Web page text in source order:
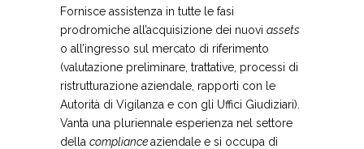
Fornisce assistenza in tutte le fasi
prodromiche all’acquisizione dei nuovi assets
o all’ingresso sul mercato di riferimento
(valutazione preliminare, trattative, processi di
ristrutturazione aziendale, rapporti con le
Autorità di Vigilanza e con gli Uffici Giudiziari).
Vanta una pluriennale esperienza nel settore
della complianceaziendale e si occupa di